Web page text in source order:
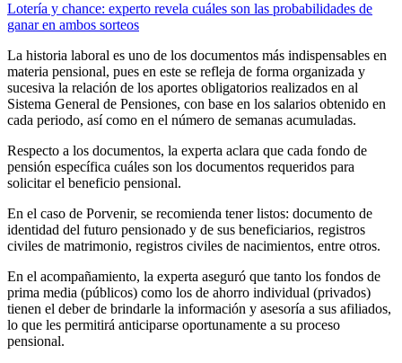
Lotería y chance: experto revela cuáles son las probabilidades de
ganar en ambos sorteos
La historia laboral es uno de los documentos más indispensables en
materia pensional, pues en este se refleja de forma organizada y
sucesiva la relación de los aportes obligatorios realizados en al
Sistema General de Pensiones, con base en los salarios obtenido en
cada periodo, así como en el número de semanas acumuladas.
Respecto a los documentos, la experta aclara que cada fondo de
pensión específica cuáles son los documentos requeridos para
solicitar el beneficio pensional.
En el caso de Porvenir, se recomienda tener listos: documento de
identidad del futuro pensionado y de sus beneficiarios, registros
civiles de matrimonio, registros civiles de nacimientos, entre otros.
En el acompañamiento, la experta aseguró que tanto los fondos de
prima media (públicos) como los de ahorro individual (privados)
tienen el deber de brindarle la información y asesoría a sus afiliados,
lo que les permitirá anticiparse oportunamente a su proceso
pensional.